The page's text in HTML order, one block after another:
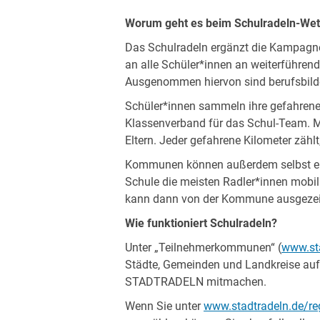
Worum geht es beim Schulradeln-
Das Schulradeln ergänzt die
an alle Schüler*innen an
Ausgenommen hiervon sind
Schüler*innen sammeln ihre
Klassenverband für das Schul-Team.
Eltern. Jeder gefahrene Kilometer
Kommunen können außerdem selbst
Schule die meisten Radler*innen
kann dann von der Kommune
Wie funktioniert Schulradeln?
Unter „Teilnehmerkommunen“ (
Städte, Gemeinden und Landkreise
STADTRADELN mitmachen.
Wenn Sie unterwww.stadtradeln.de/